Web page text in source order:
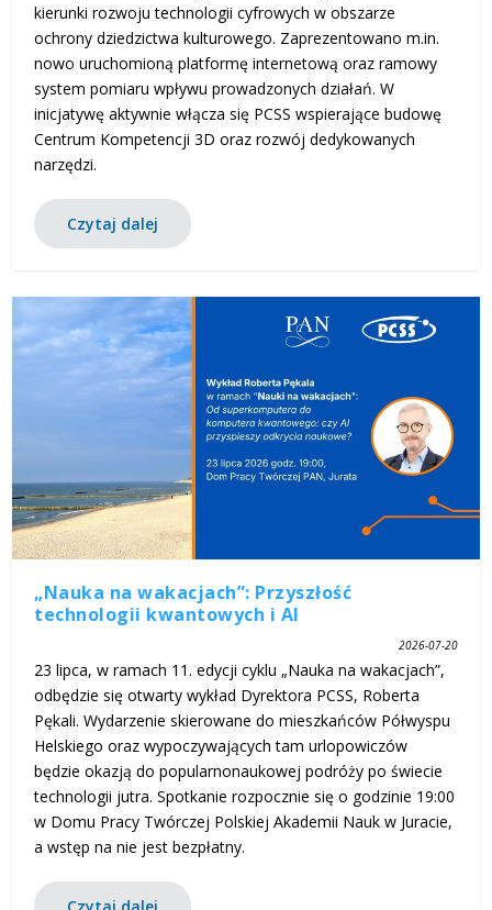
kierunki rozwoju technologii cyfrowych w obszarze
ochrony dziedzictwa kulturowego. Zaprezentowano m.in.
nowo uruchomioną platformę internetową oraz ramowy
system pomiaru wpływu prowadzonych działań. W
inicjatywę aktywnie włącza się PCSS wspierające budowę
Centrum Kompetencji 3D oraz rozwój dedykowanych
narzędzi.
Czytaj dalej
„Nauka na wakacjach”: Przyszłość
technologii kwantowych i AI
2026-07-20
23 lipca, w ramach 11. edycji cyklu „Nauka na wakacjach”,
odbędzie się otwarty wykład Dyrektora PCSS, Roberta
Pękali. Wydarzenie skierowane do mieszkańców Półwyspu
Helskiego oraz wypoczywających tam urlopowiczów
będzie okazją do popularnonaukowej podróży po świecie
technologii jutra. Spotkanie rozpocznie się o godzinie 19:00
w Domu Pracy Twórczej Polskiej Akademii Nauk w Juracie,
a wstęp na nie jest bezpłatny.